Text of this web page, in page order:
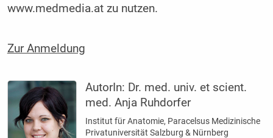
www.medmedia.at zu nutzen.
Zur Anmeldung
AutorIn: Dr. med. univ. et scient.
med. Anja Ruhdorfer
Institut für Anatomie, Paracelsus Medizinische
Privatuniversität Salzburg & Nürnberg